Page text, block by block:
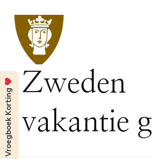
Zweden
vakantie
Vroegboek Korting